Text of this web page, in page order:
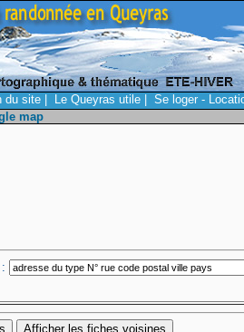
du site Le Queyras utile
Se loger -
map